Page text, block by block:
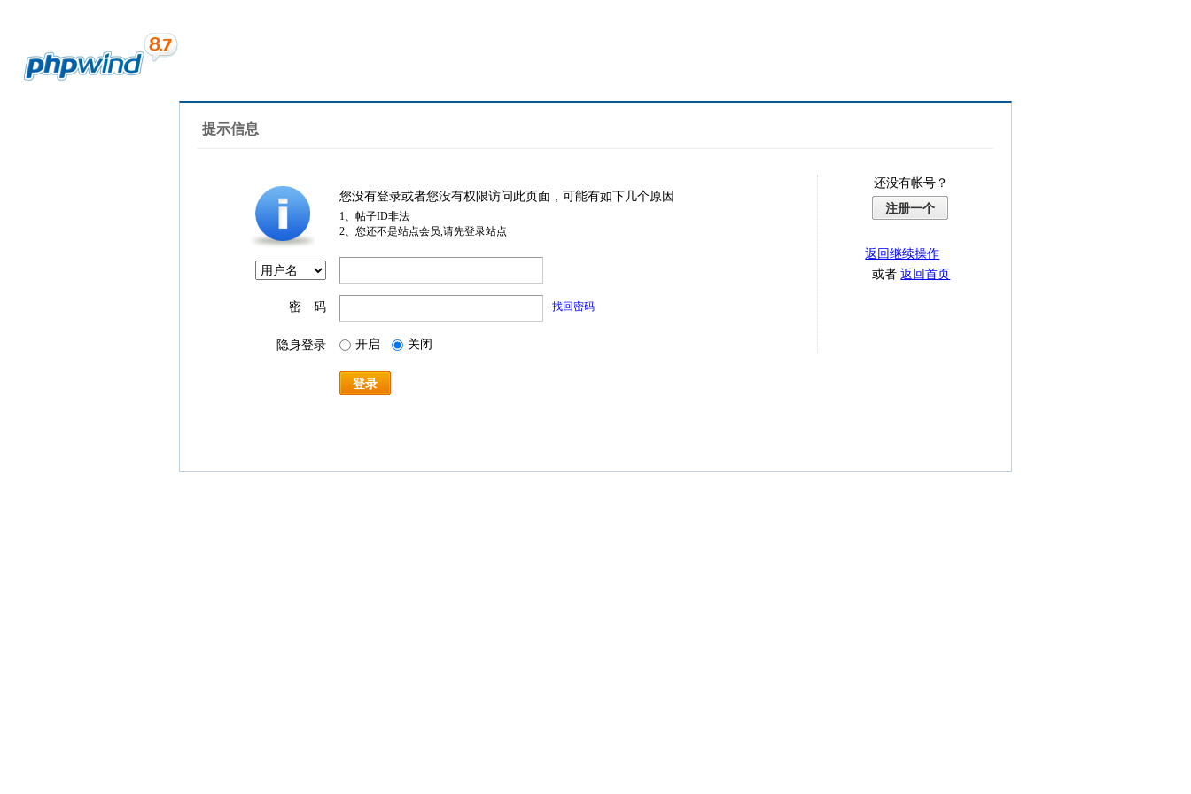
提示信息
您没有登录或者您没有权限访问此页面，可能有如下几个原因
1、帖子ID非法
2、您还不是站点会员,请先登录站点
密 码 找回密码
隐身登录 开启 关闭
登录
还没有帐号？
注册一个
返回继续操作
或者返回首页